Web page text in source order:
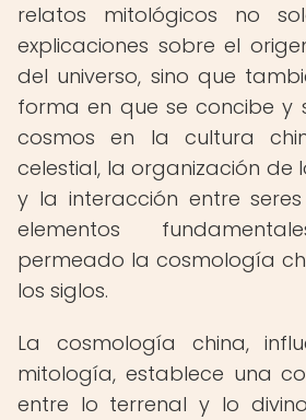
relatos mitológicos no
explicaciones sobre el
del universo, sino que
forma en que se concibe y
cosmos en la cultura
celestial, la organización de
y la interacción entre
elementos
permeado la cosmología
los siglos.
La cosmología china,
mitología, establece una
entre lo terrenal y lo